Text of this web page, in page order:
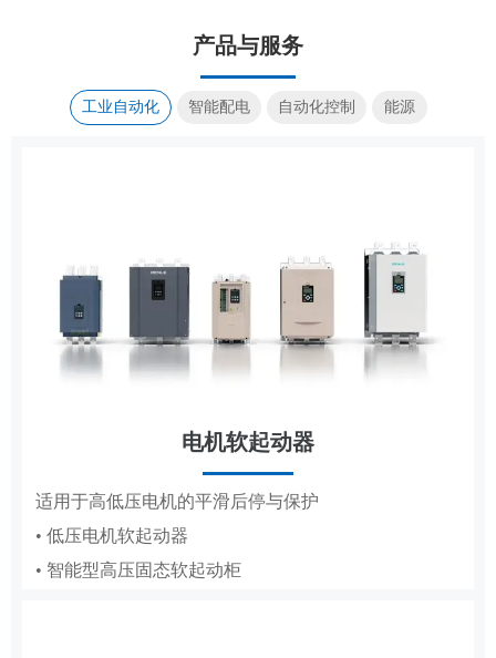
产品与服务
工业自动化 智能配电 自动化控制 能源
电机软起动器
适用于高低压电机的平滑后停与保护
• 低压电机软起动器
• 智能型高压固态软起动柜
成套电器
高低压成套配电柜体，适配工厂、电网、新能源多场
景配电
• 低压成套
传动控制
覆盖造纸、复卷、轧钢全场景传动控制系统
• 造纸机传动控制系统
• 复卷机传动控制系统
集装箱式储能系统
标准化集成储能，适配大型电站储能场景